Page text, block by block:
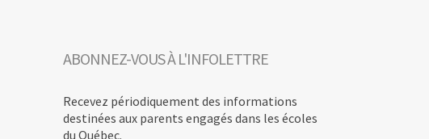
ABONNEZ-VOUS À L'INFOLETTRE
Recevez périodiquement des informations
destinées aux parents engagés dans les écoles
du Québec.